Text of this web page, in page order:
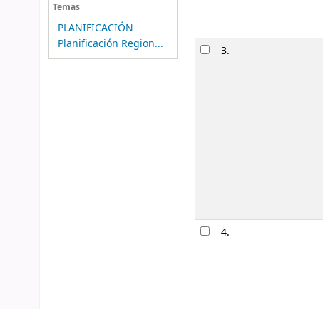
Temas
PLANIFICACIÓN
Planificación Region...
3.
4.